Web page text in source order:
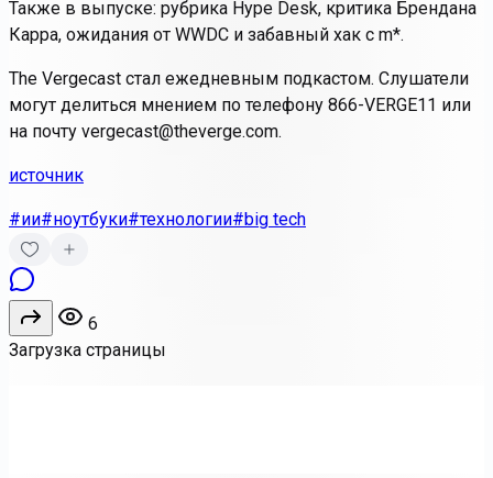
Также в выпуске: рубрика Hype Desk, критика Брендана
Карра, ожидания от WWDC и забавный хак с m*.
The Vergecast стал ежедневным подкастом. Слушатели
могут делиться мнением по телефону 866-VERGE11 или
на почту vergecast@theverge.com.
источник
#ии#ноутбуки#технологии#big tech
6
Загрузка страницы